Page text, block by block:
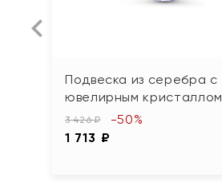
Подвеска из серебра с
ювелирным кристаллом
3 426 ₽
1 713 ₽
-50%